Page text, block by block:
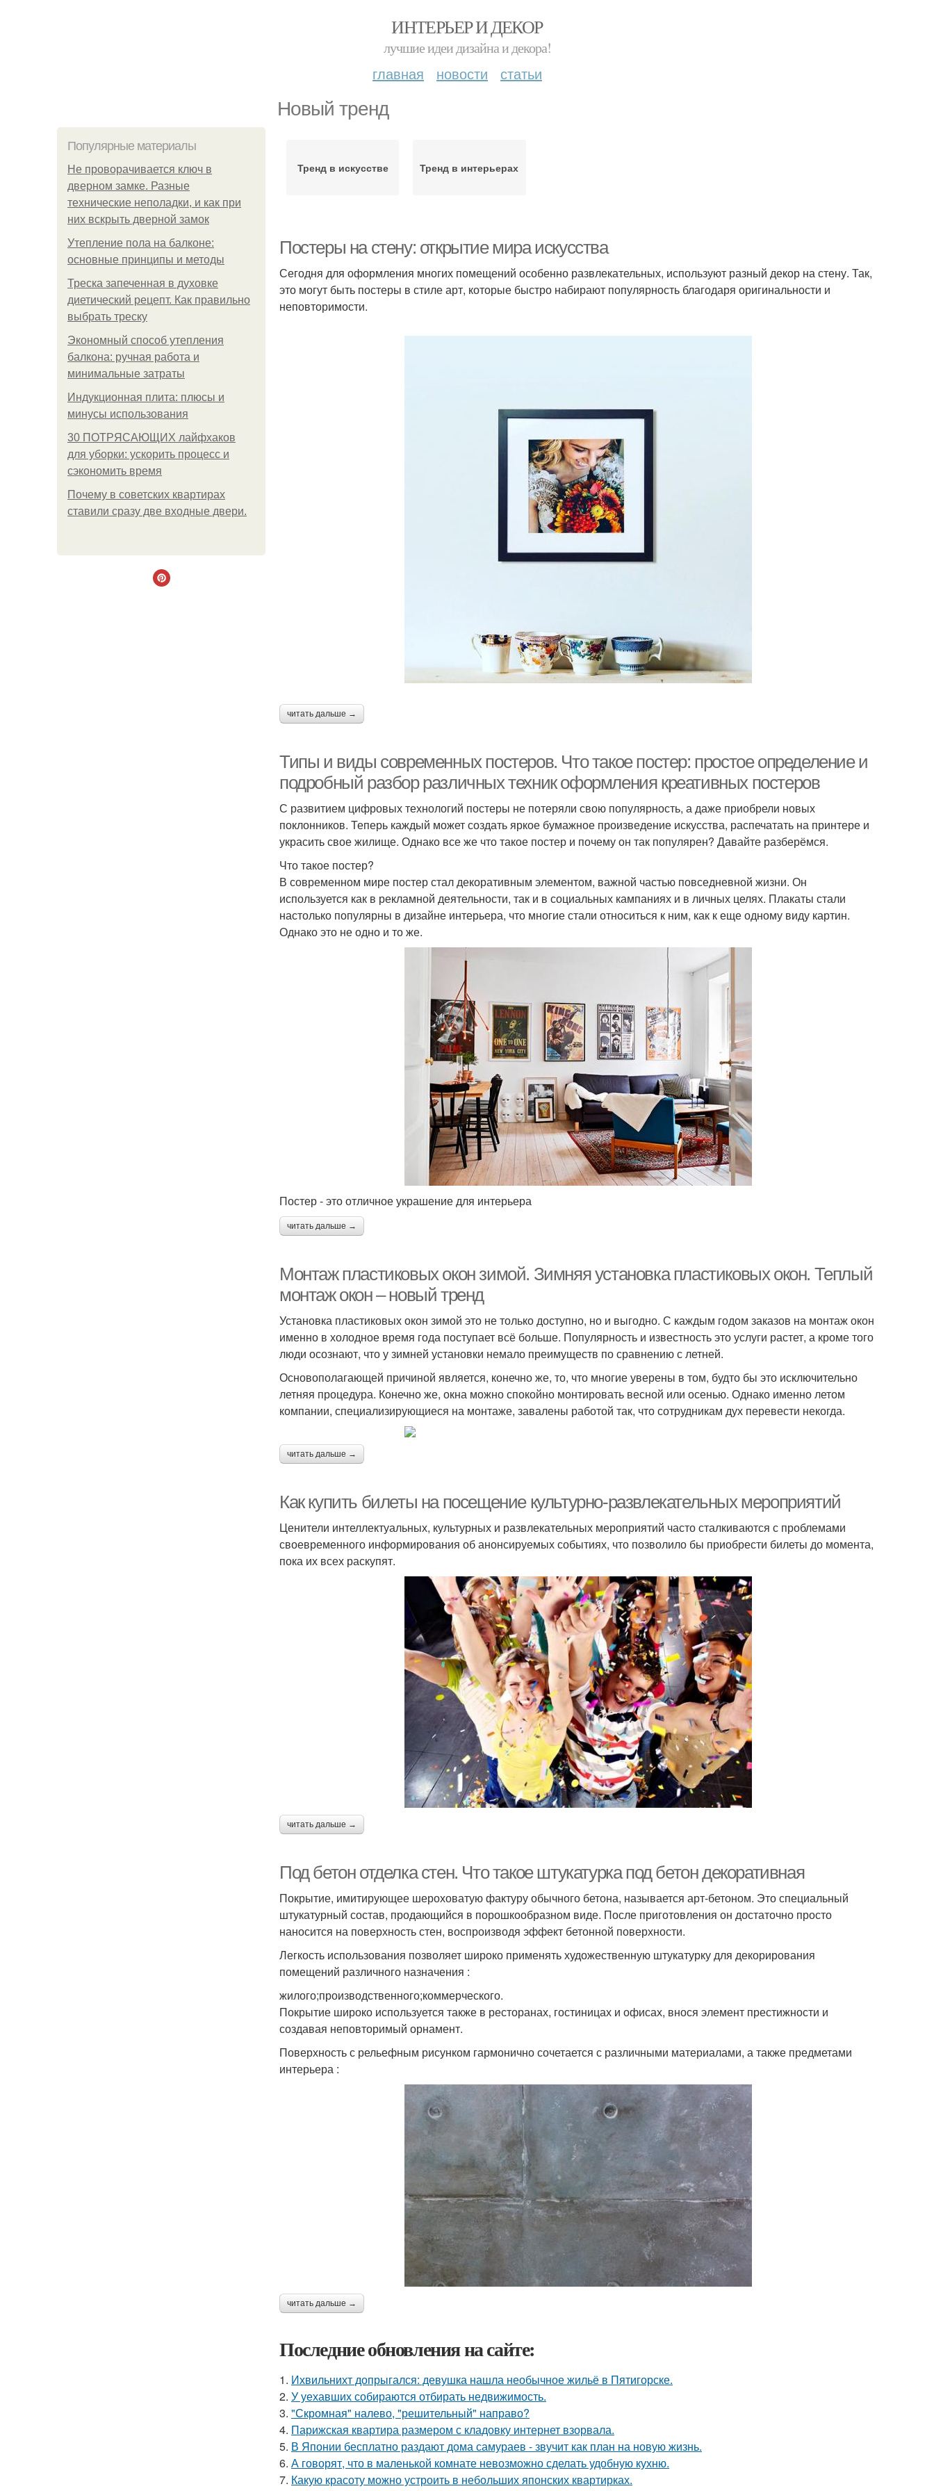
ИНТЕРЬЕР И ДЕКОР
лучшие идеи дизайна и декора!
главная новости статьи
Новый тренд
Популярные материалы
Не проворачивается ключ в
дверном замке. Разные
технические неполадки, и как при
них вскрыть дверной замок
Утепление пола на балконе:
основные принципы и методы
Треска запеченная в духовке
диетический рецепт. Как правильно
выбрать треску
Экономный способ утепления
балкона: ручная работа и
минимальные затраты
Индукционная плита: плюсы и
минусы использования
30 ПОТРЯСАЮЩИХ лайфхаков
для уборки: ускорить процесс и
сэкономить время
Почему в советских квартирах
ставили сразу две входные двери.
Тренд в искусстве Тренд в интерьерах
Постеры на стену: открытие мира искусства
Сегодня для оформления многих помещений особенно развлекательных, используют разный декор на стену. Так,
это могут быть постеры в стиле арт, которые быстро набирают популярность благодаря оригинальности и
неповторимости.
читать дальше →
Типы и виды современных постеров. Что такое постер: простое определение и
подробный разбор различных техник оформления креативных постеров
С развитием цифровых технологий постеры не потеряли свою популярность, а даже приобрели новых
поклонников. Теперь каждый может создать яркое бумажное произведение искусства, распечатать на принтере и
украсить свое жилище. Однако все же что такое постер и почему он так популярен? Давайте разберёмся.
Что такое постер?
В современном мире постер стал декоративным элементом, важной частью повседневной жизни. Он
используется как в рекламной деятельности, так и в социальных кампаниях и в личных целях. Плакаты стали
настолько популярны в дизайне интерьера, что многие стали относиться к ним, как к еще одному виду картин.
Однако это не одно и то же.
Постер - это отличное украшение для интерьера
читать дальше →
Монтаж пластиковых окон зимой. Зимняя установка пластиковых окон. Теплый
монтаж окон – новый тренд
Установка пластиковых окон зимой это не только доступно, но и выгодно. С каждым годом заказов на монтаж окон
именно в холодное время года поступает всё больше. Популярность и известность это услуги растет, а кроме того
люди осознают, что у зимней установки немало преимуществ по сравнению с летней.
Основополагающей причиной является, конечно же, то, что многие уверены в том, будто бы это исключительно
летняя процедура. Конечно же, окна можно спокойно монтировать весной или осенью. Однако именно летом
компании, специализирующиеся на монтаже, завалены работой так, что сотрудникам дух перевести некогда.
читать дальше →
Как купить билеты на посещение культурно-развлекательных мероприятий
Ценители интеллектуальных, культурных и развлекательных мероприятий часто сталкиваются с проблемами
своевременного информирования об анонсируемых событиях, что позволило бы приобрести билеты до момента,
пока их всех раскупят.
читать дальше →
Под бетон отделка стен. Что такое штукатурка под бетон декоративная
Покрытие, имитирующее шероховатую фактуру обычного бетона, называется арт-бетоном. Это специальный
штукатурный состав, продающийся в порошкообразном виде. После приготовления он достаточно просто
наносится на поверхность стен, воспроизводя эффект бетонной поверхности.
Легкость использования позволяет широко применять художественную штукатурку для декорирования
помещений различного назначения :
жилого;производственного;коммерческого.
Покрытие широко используется также в ресторанах, гостиницах и офисах, внося элемент престижности и
создавая неповторимый орнамент.
Поверхность с рельефным рисунком гармонично сочетается с различными материалами, а также предметами
интерьера :
читать дальше →
Последние обновления на сайте:
1. Ихвильнихт допрыгался: девушка нашла необычное жильё в Пятигорске.
2. У уехавших собираются отбирать недвижимость.
3. "Скромная" налево, "решительный" направо?
4. Парижская квартира размером с кладовку интернет взорвала.
5. В Японии бесплатно раздают дома самураев - звучит как план на новую жизнь.
6. А говорят, что в маленькой комнате невозможно сделать удобную кухню.
7. Какую красоту можно устроить в небольших японских квартирках.